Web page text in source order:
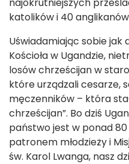
katolików i 40
Uświadamiając sobie
Kościoła w Ugandzie,
losów chrześcijan w
które urządzali cesarze,
męczenników – która
chrześcijan”. Bo dziś
państwo jest w ponad 80
patronem młodzieży i
św. Karol Lwanga, nasz